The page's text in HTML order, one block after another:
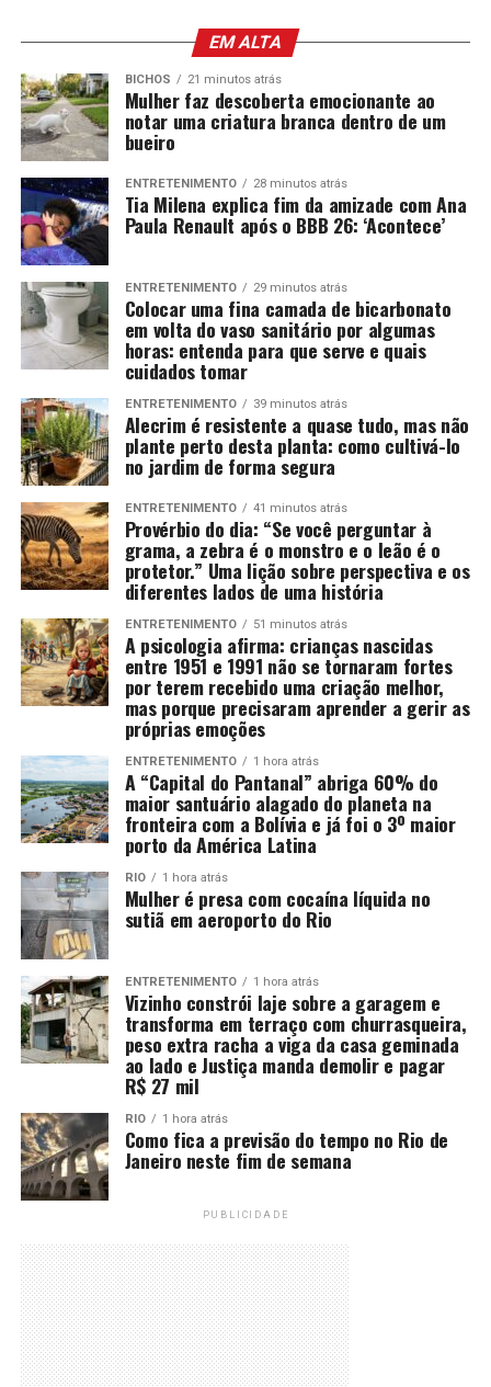
EM ALTA
BICHOS 21 minutos atrás
Mulher faz descoberta emocionante ao
notar uma criatura branca dentro de um
bueiro
ENTRETENIMENTO 28 minutos atrás
Tia Milena explica fim da amizade com Ana
Paula Renault após o BBB 26: ‘Acontece’
ENTRETENIMENTO 29 minutos atrás
Colocar uma fina camada de bicarbonato
em volta do vaso sanitário por algumas
horas: entenda para que serve e quais
cuidados tomar
ENTRETENIMENTO 39 minutos atrás
Alecrim é resistente a quase tudo, mas não
plante perto desta planta: como cultivá-lo
no jardim de forma segura
ENTRETENIMENTO 41 minutos atrás
Provérbio do dia: “Se você perguntar à
grama, a zebra é o monstro e o leão é o
protetor.” Uma lição sobre perspectiva e os
diferentes lados de uma história
ENTRETENIMENTO 51 minutos atrás
A psicologia afirma: crianças nascidas
entre 1951 e 1991 não se tornaram fortes
por terem recebido uma criação melhor,
mas porque precisaram aprender a gerir as
próprias emoções
ENTRETENIMENTO 1 hora atrás
A “Capital do Pantanal” abriga 60% do
maior santuário alagado do planeta na
fronteira com a Bolívia e já foi o 3º maior
porto da América Latina
RIO 1 hora atrás
Mulher é presa com cocaína líquida no
sutiã em aeroporto do Rio
ENTRETENIMENTO 1 hora atrás
Vizinho constrói laje sobre a garagem e
transforma em terraço com churrasqueira,
peso extra racha a viga da casa geminada
ao lado e Justiça manda demolir e pagar
R$ 27 mil
RIO 1 hora atrás
Como fica a previsão do tempo no Rio de
Janeiro neste fim de semana
PUBLICIDADE